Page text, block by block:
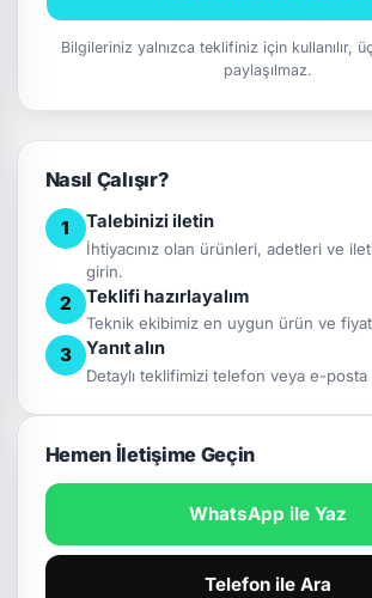
Bilgileriniz yalnızca teklifiniz için kullanılır,
paylaşılmaz.
Nasıl Çalışır?
1 Talebinizi iletin
İhtiyacınız olan ürünleri, adetleri ve
girin.
2 Teklifi hazırlayalım
Teknik ekibimiz en uygun ürün ve
3 Yanıt alın
Detaylı teklifimizi telefon veya e-posta
Hemen İletişime Geçin
WhatsApp ile Yaz
Telefon ile Ara